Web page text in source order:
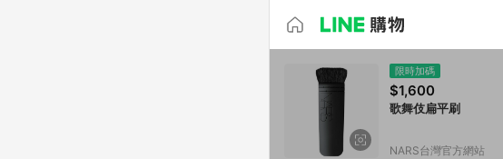
限時加碼
$1,600
歌舞伎扁平刷
NARS台灣官方網站